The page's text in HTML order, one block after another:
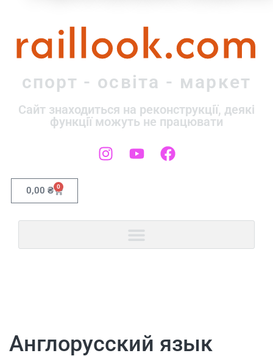
raillook.com
спорт - освіта - маркет
Сайт знаходиться на реконструкції, деякі
функції можуть не працювати
0,00 ₴ 0
Англорусский язык